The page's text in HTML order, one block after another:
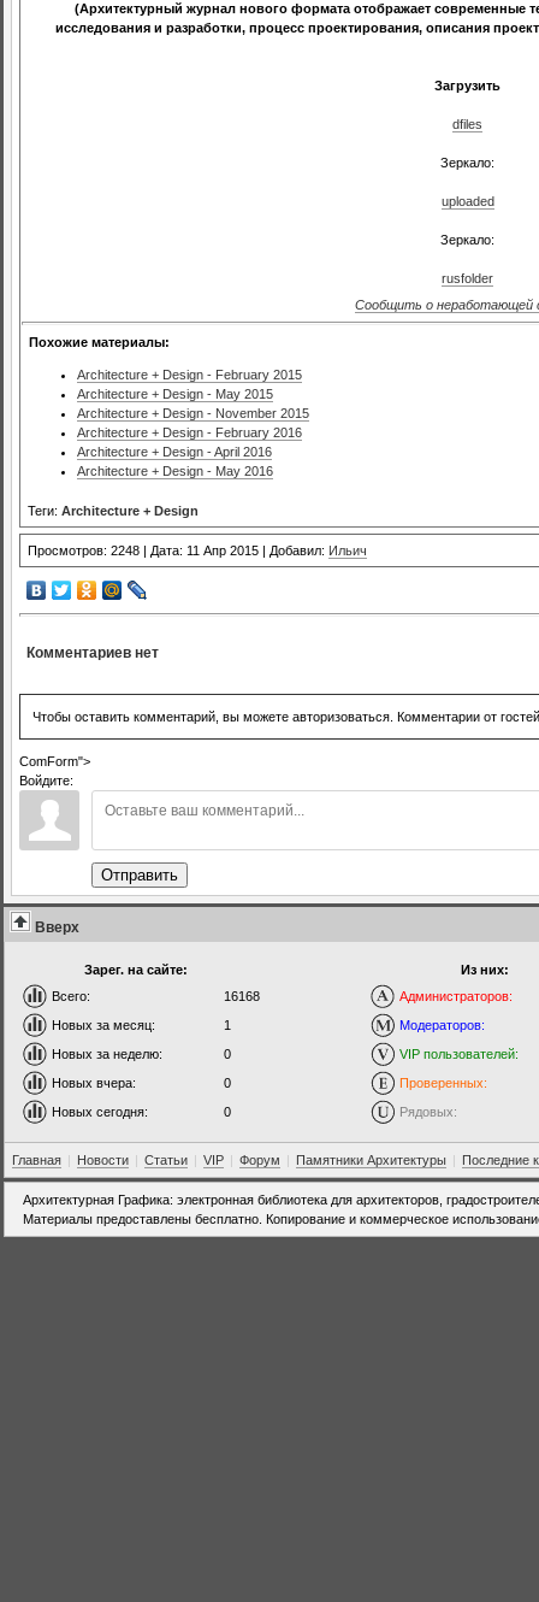
(Архитектурный журнал нового формата отображает современные
исследования и разработки, процесс проектирования, описания
Загрузить
dfiles
Зеркало:
uploaded
Зеркало:
rusfolder
Сообщить о неработающей
Похожие материалы:
Architecture + Design - February 2015
Architecture + Design - May 2015
Architecture + Design - November 2015
Architecture + Design - February 2016
Architecture + Design - April 2016
Architecture + Design - May 2016
Теги: Architecture + Design
Просмотров: 2248 | Дата: 11 Апр 2015 | Добавил: Ильич
Комментариев нет
Чтобы оставить комментарий, вы можете авторизоваться. Комментарии от
ComForm">
Войдите:
Отправить
Вверх
Зарег. на сайте:
Всего:
16168
Новых за месяц:
1
Новых за неделю:
0
Новых вчера:
0
Новых сегодня:
0
Из них:
Администраторов:
Модераторов:
VIP пользователей:
Проверенных:
Рядовых:
Главная | Новости | Статьи | VIP | Форум | Памятники Архитектуры | Последние
Архитектурная Графика: электронная библиотека для архитекторов,
Материалы предоставлены бесплатно. Копирование и коммерческое